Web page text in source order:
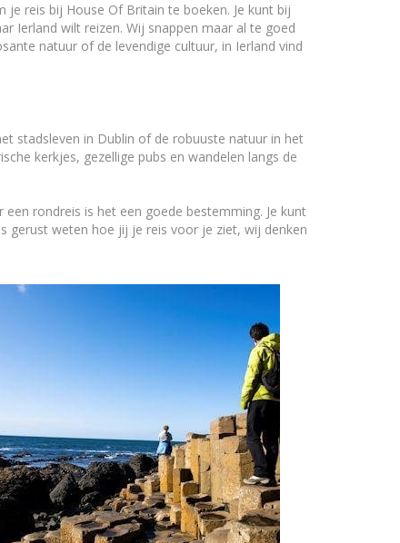
reis bij House Of Britain te boeken. Je kunt bij
Ierland wilt reizen. Wij snappen maar al te goed
natuur of de levendige cultuur, in Ierland vind
stadsleven in Dublin of de robuuste natuur in het
kerkjes, gezellige pubs en wandelen langs de
rondreis is het een goede bestemming. Je kunt
gerust weten hoe jij je reis voor je ziet, wij denken